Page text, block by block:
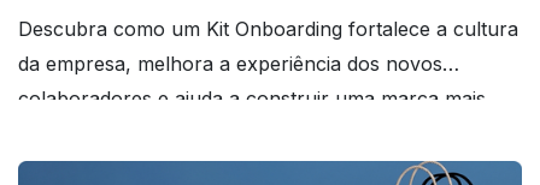
Descubra como um Kit Onboarding fortalece a cultura
da empresa, melhora a experiência dos novos
colaboradores e ajuda a construir uma marca mais